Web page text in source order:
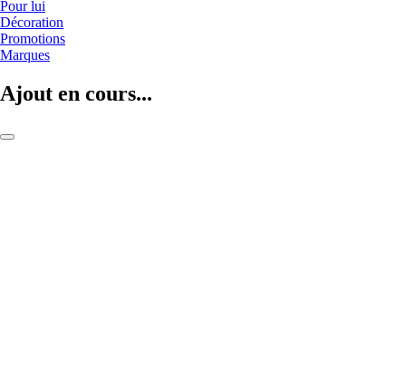
Pour lui
Décoration
Promotions
Marques
Ajout en cours...